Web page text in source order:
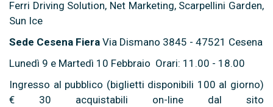
Ferri Driving Solution, Net Marketing, Scarpellini Garden,
Sun Ice
Sede Cesena Fiera Via Dismano 3845 - 47521 Cesena
Lunedì 9 e Martedì 10 Febbraio Orari: 11.00 - 18.00
Ingresso al pubblico (biglietti disponibili 100 al giorno)
€ 30 acquistabili on-line dal sito